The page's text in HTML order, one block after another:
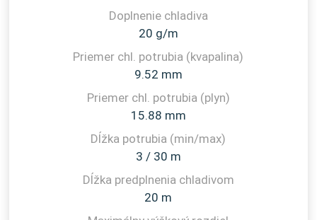
20 g/m
9.52 mm
15.88 mm
3 / 30 m
20 m